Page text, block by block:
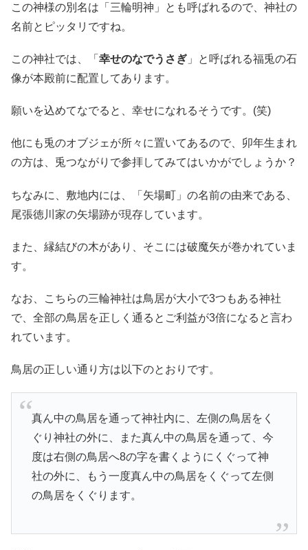
この神様の別名は「三輪明神」とも呼ばれるので、神社の
名前とピッタリですね。
この神社では、「 幸せのなでうさぎ 」と呼ばれる福兎の石
像が本殿前に配置してあります。
願いを込めてなでると、幸せになれるそうです。(笑)
他にも兎のオブジェが所々に置いてあるので、卯年生まれ
の方は、兎つながりで参拝してみてはいかがでしょうか？
ちなみに、敷地内には、「矢場町」の名前の由来である、
尾張徳川家の矢場跡が現存しています。
また、縁結びの木があり、そこには破魔矢が巻かれていま
す。
なお、こちらの三輪神社は鳥居が大小で3つもある神社
で、全部の鳥居を正しく通るとご利益が3倍になると言わ
れています。
鳥居の正しい通り方は以下のとおりです。
真ん中の鳥居を通って神社内に、左側の鳥居をく
ぐり神社の外に、また真ん中の鳥居を通って、今
度は右側の鳥居へ8の字を書くようにくぐって神
社の外に、もう一度真ん中の鳥居をくぐって左側
の鳥居をくぐります。